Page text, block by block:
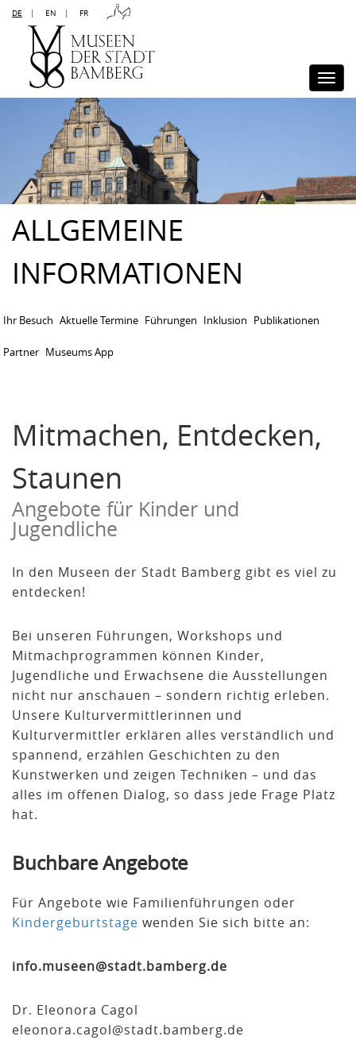
DE EN FR
Kontakt Sitemap Impressum
Disclaimer
Presse
ALLGEMEINE
INFORMATIONEN
Ihr Besuch Aktuelle Termine Führungen Inklusion Publikationen
Partner Museums App
Mitmachen, Entdecken,
Staunen
Angebote für Kinder und
Jugendliche
In den Museen der Stadt Bamberg gibt es viel zu
entdecken!
Bei unseren Führungen, Workshops und
Mitmachprogrammen können Kinder,
Jugendliche und Erwachsene die Ausstellungen
nicht nur anschauen – sondern richtig erleben.
Unsere Kulturvermittlerinnen und
Kulturvermittler erklären alles verständlich und
spannend, erzählen Geschichten zu den
Kunstwerken und zeigen Techniken – und das
alles im offenen Dialog, so dass jede Frage Platz
hat.
Buchbare Angebote
Für Angebote wie Familienführungen oder
Kindergeburtstage wenden Sie sich bitte an:
info.museen@stadt.bamberg.de
Dr. Eleonora Cagol
eleonora.cagol@stadt.bamberg.de